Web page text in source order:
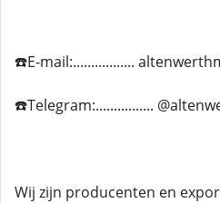
☎️E-mail:.................
☎️Telegram:................
Wij zijn producenten en